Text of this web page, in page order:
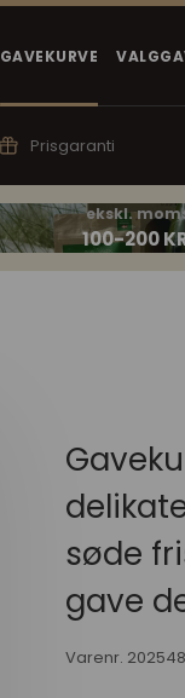
GAVEKURVE
Prisgaranti
søde
gave
Varenr.